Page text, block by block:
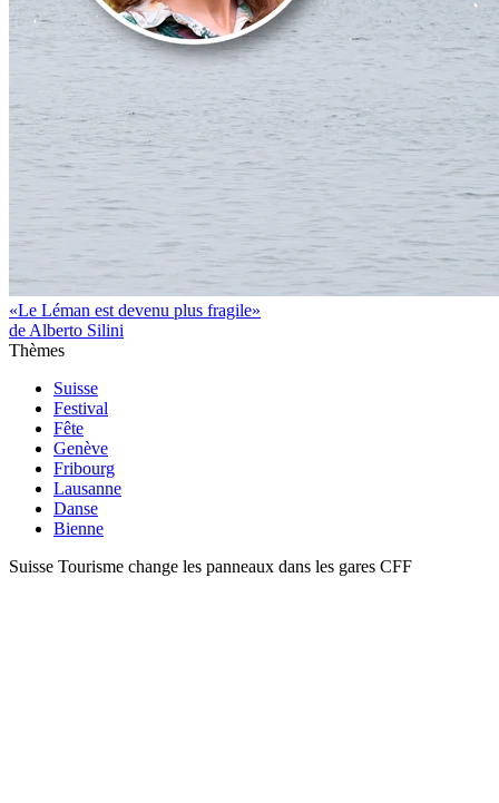
«Le Léman est devenu plus fragile»
de Alberto Silini
Thèmes
Suisse
Festival
Fête
Genève
Fribourg
Lausanne
Danse
Bienne
Suisse Tourisme change les panneaux dans les gares CFF